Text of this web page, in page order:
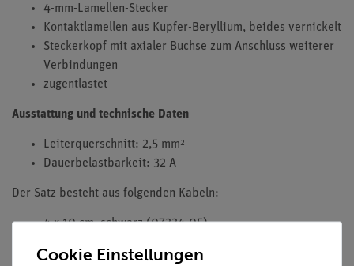
4-mm-Lamellen-Stecker
Kontaktlamellen aus Kupfer-Beryllium, beides vernickelt
Steckerkopf mit axialer Buchse zum Anschluss weiterer
Verbindungen
zugentlastet
Ausstattung und technische Daten
Leiterquerschnitt: 2,5 mm²
Dauerbelastbarkeit: 32 A
Der Satz besteht aus folgenden Kabeln:
4 x 10 cm, schwarz (07334-05)
2 x 25 cm, blau (07335-04)
Cookie Einstellungen